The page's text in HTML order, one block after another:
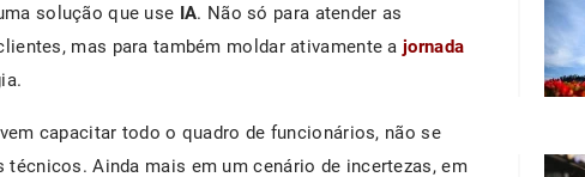
solução que use IA. Não só para atender as
mas para também moldar ativamente ajornada
capacitar todo o quadro de funcionários, não se
Ainda mais em um cenário de incertezas, em